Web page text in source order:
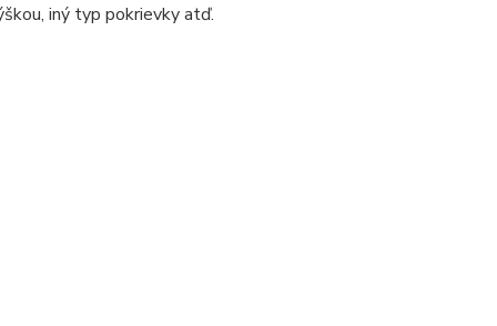
iný typ pokrievky atď.